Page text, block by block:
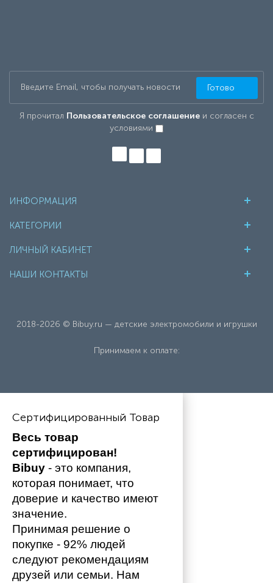
Я прочитал Пользовательское соглашениеи согласен с
условиями
Готово
ИНФОРМАЦИЯ
КАТЕГОРИИ
ЛИЧНЫЙ КАБИНЕТ
НАШИ КОНТАКТЫ
2018-2026 © Bibuy.ru — детские электромобили и игрушки
Принимаем к оплате:
Сертифицированный Товар
Весь товар
сертифицирован!
Bibuy - это компания,
которая понимает, что
доверие и качество имеют
значение.
Принимая решение о
покупке - 92% людей
следуют рекомендациям
друзей или семьи. Нам